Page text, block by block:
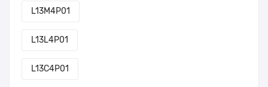
L13M4P01
L13L4P01
L13C4P01